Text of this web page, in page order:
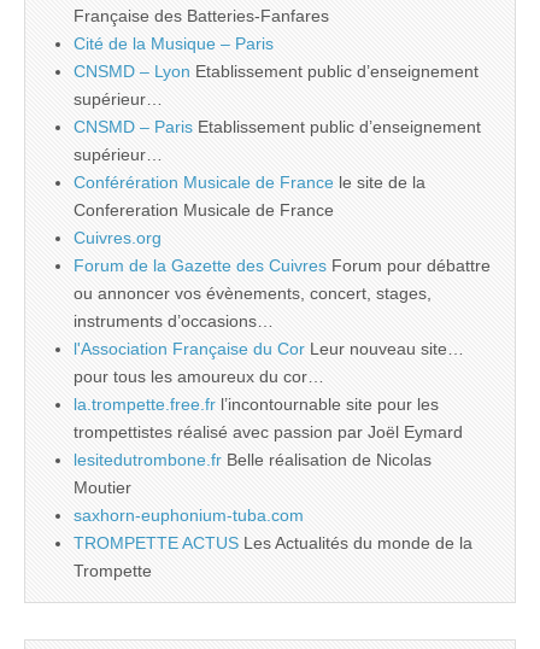
Française des Batteries-Fanfares
Cité de la Musique – Paris
CNSMD – Lyon Etablissement public d’enseignement
supérieur…
CNSMD – Paris Etablissement public d’enseignement
supérieur…
Conférération Musicale de France le site de la
Confereration Musicale de France
Cuivres.org
Forum de la Gazette des Cuivres Forum pour débattre
ou annoncer vos évènements, concert, stages,
instruments d’occasions…
l'Association Française du Cor Leur nouveau site…
pour tous les amoureux du cor…
la.trompette.free.fr l’incontournable site pour les
trompettistes réalisé avec passion par Joël Eymard
lesitedutrombone.fr Belle réalisation de Nicolas
Moutier
saxhorn-euphonium-tuba.com
TROMPETTE ACTUS Les Actualités du monde de la
Trompette